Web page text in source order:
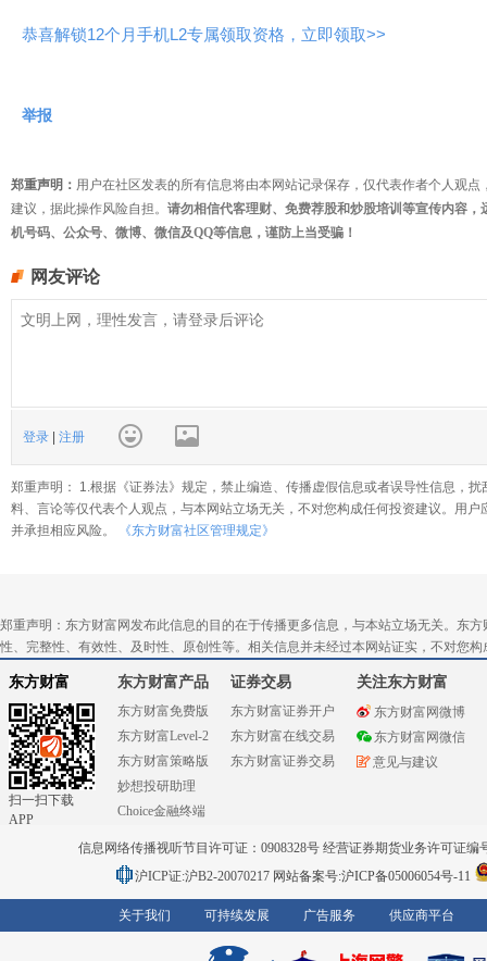
恭喜解锁12个月手机L2专属领取资格，立即领取>>
举报
郑重声明： 用户在社区发表的所有信息将由本网站记录保存，仅代表作者个人观
建议，据此操作风险自担。 请勿相信代客理财、免费荐股和炒股培训等宣传内容
机号码、公众号、微博、微信及QQ等信息，谨防上当受骗！
网友评论
登录 注册
郑重声明： 1.根据《证券法》规定，禁止编造、传播虚假信息或者误导性信息，
料、言论等仅代表个人观点，与本网站立场无关，不对您构成任何投资建议。用
并承担相应风险。
《东方财富社区管理规定》
郑重声明：东方财富网发布此信息的目的在于传播更多信息，与本站立场无关。东
性、完整性、有效性、及时性、原创性等。相关信息并未经过本网站证实，不对您
东方财富
扫一扫下载
APP
东方财富产品
东方财富免费版
东方财富Level-2
东方财富策略版
妙想投研助理
Choice金融终端
证券交易
东方财富证券开户
东方财富在线交易
东方财富证券交易
关注东方财富
东方财富网微博
东方财富网微信
意见与建议
信息网络传播视听节目许可证：0908328号 经营证券期货业务许可证编
沪ICP证:沪B2-20070217 网站备案号:沪ICP备05006054号-11
关于我们 可持续发展 广告服务 供应商平台